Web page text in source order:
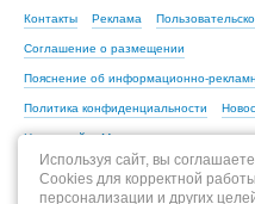
Контакты Реклама
Соглашение о размещении
Пояснение об информационно-
Политика конфиденциальности
Новостройки Москвы
Используя сайт, вы
Cookies для корректной
персонализации и других